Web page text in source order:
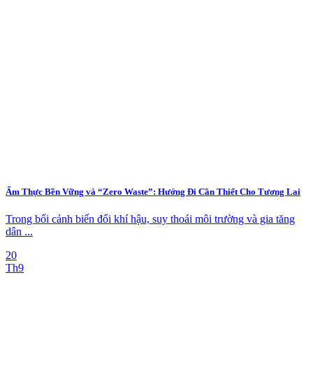
Ẩm Thực Bền Vững và “Zero Waste”: Hướng Đi Cần Thiết Cho Tương Lai
Trong bối cảnh biến đổi khí hậu, suy thoái môi trường và gia tăng
dân ...
20
Th9